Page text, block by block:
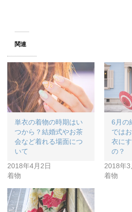
関連
単衣の着物の時期はい
つから？結婚式やお茶
会など着れる場面につ
いて
2018年4月2日
着物
6月の
では
衣に
の？
2018年3
着物